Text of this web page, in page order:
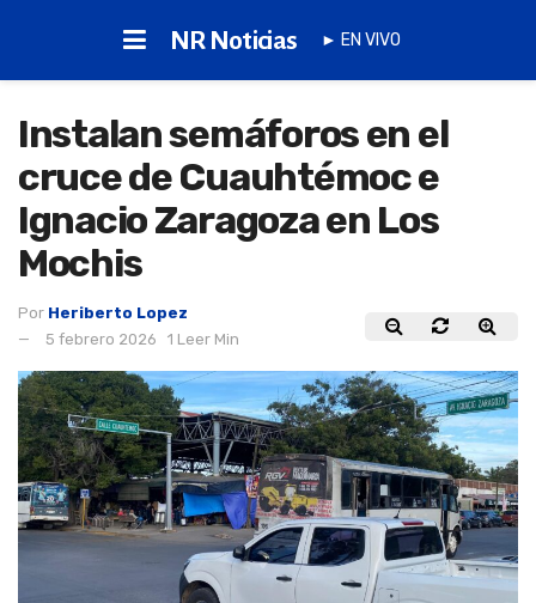
NR Noticias ► EN VIVO
Instalan semáforos en el
cruce de Cuauhtémoc e
Ignacio Zaragoza en Los
Mochis
Por Heriberto Lopez
5 febrero 2026
1 Leer Min